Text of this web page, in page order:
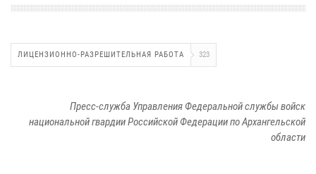
ЛИЦЕНЗИОННО-РАЗРЕШИТЕЛЬНАЯ РАБОТА 323
Пресс-служба Управления Федеральной службы войск
национальной гвардии Российской Федерации по Архангельской
области